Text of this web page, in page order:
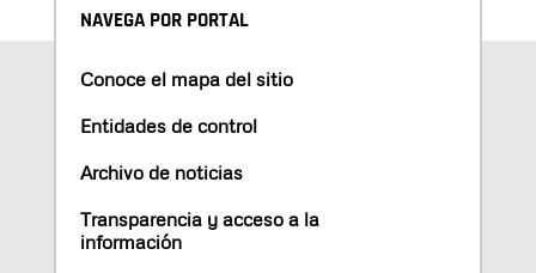
NAVEGA POR PORTAL
Conoce el mapa del sitio
Entidades de control
Archivo de noticias
Transparencia y acceso a la
información